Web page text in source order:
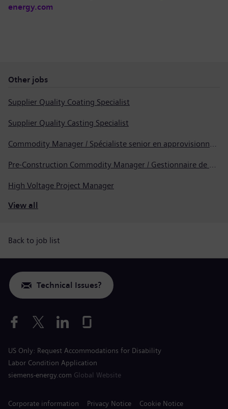
energy.com
Other jobs
Supplier Quality Coating Specialist
Supplier Quality Casting Specialist
Commodity Manager / Spécialiste senior en approvisionnement
Pre-Construction Commodity Manager / Gestionnaire de produits avant la construction
High Voltage Project Manager
View all
Back to job list
Technical Issues?
US Only: Request Accommodations for Disability
Labor Condition Application
siemens-energy.com Global Website
Corporate information Privacy Notice Cookie Notice